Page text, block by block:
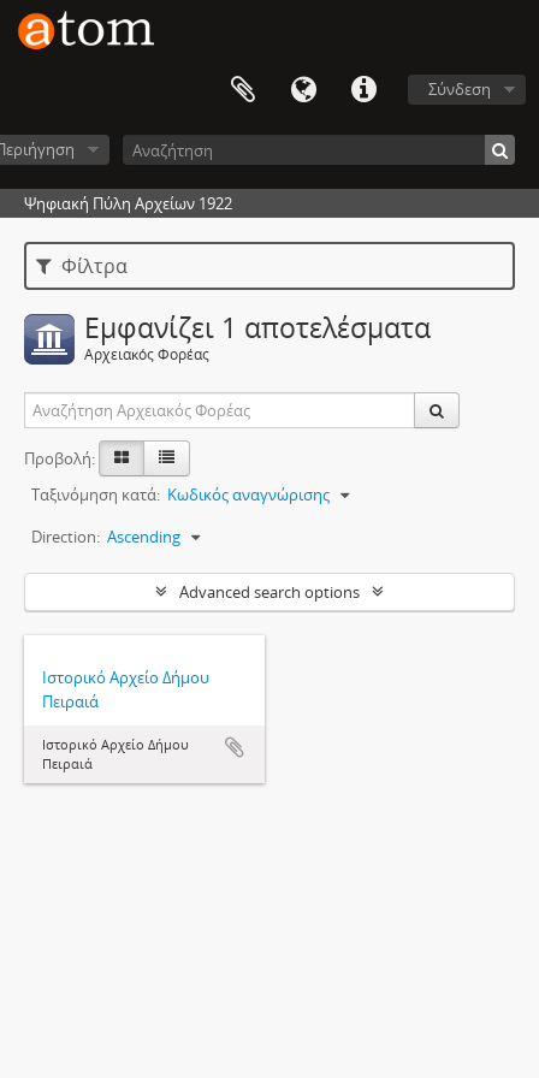
Σύνδεση
Ψηφιακή Πύλη Αρχείων 1922
Φίλτρα
Εμφανίζει 1 αποτελέσματα
Αρχειακός Φορέας
Προβολή:
Ταξινόμηση κατά: Κωδικός αναγνώρισης
Direction: Ascending
Advanced search options
Ιστορικό Αρχείο Δήμου
Πειραιά
Ιστορικό Αρχείο Δήμου
Πειραιά